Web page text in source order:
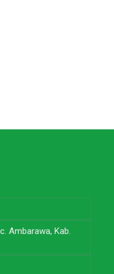
Ambarawa, Kab.